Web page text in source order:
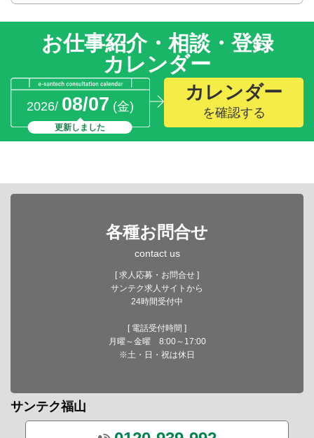
お仕事紹介・相談・登録
カレンダー
2026/ 08/07 (金)
更新しました
カレンダー
を確認する
各種お問合せ
contact us
[ 求人応募・お問合せ ]
サンテク求人サイトから
24時間受付中
[ 電話受付時間 ]
月曜～金曜 8:00～17:00
※土・日・祝は休日
サンテク福山